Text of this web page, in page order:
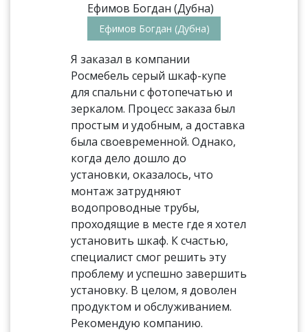
Ефимов Богдан (Дубна)
Я заказал в компании
Росмебель серый шкаф-купе
для спальни с фотопечатью и
зеркалом. Процесс заказа был
простым и удобным, а доставка
была своевременной. Однако,
когда дело дошло до
установки, оказалось, что
монтаж затрудняют
водопроводные трубы,
проходящие в месте где я хотел
установить шкаф. К счастью,
специалист смог решить эту
проблему и успешно завершить
установку. В целом, я доволен
продуктом и обслуживанием.
Рекомендую компанию.